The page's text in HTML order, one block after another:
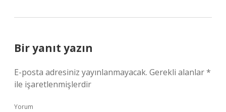
Bir yanıt yazın
E-posta adresiniz yayınlanmayacak. Gerekli alanlar*
ile işaretlenmişlerdir
Yorum